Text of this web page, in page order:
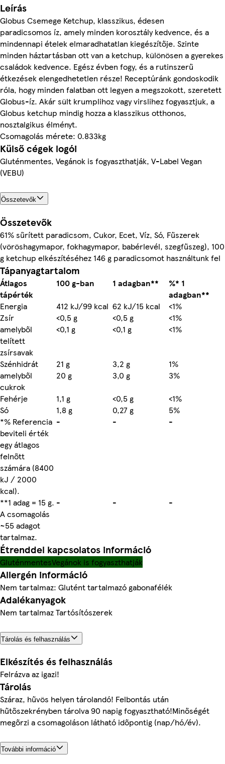
Leírás
Globus Csemege Ketchup, klasszikus, édesen
paradicsomos íz, amely minden korosztály kedvence, és a
mindennapi ételek elmaradhatatlan kiegészítője. Szinte
minden háztartásban ott van a ketchup, különösen a gyerekes
családok kedvence. Egész évben fogy, és a rutinszerű
étkezések elengedhetetlen része! Receptúránk gondoskodik
róla, hogy minden falatban ott legyen a megszokott, szeretett
Globus-íz. Akár sült krumplihoz vagy virslihez fogyasztjuk, a
Globus ketchup mindig hozza a klasszikus otthonos,
nosztalgikus élményt.
Csomagolás mérete: 0.833kg
Külső cégek logói
Gluténmentes, Vegánok is fogyaszthatják, V-Label Vegan
(VEBU)
Összetevők
Összetevők
61% sűrített paradicsom, Cukor, Ecet, Víz, Só, Fűszerek
(vöröshagymapor, fokhagymapor, babérlevél, szegfűszeg), 100
g ketchup elkészítéséhez 146 g paradicsomot használtunk fel
Tápanyagtartalom
Átlagos
tápérték
100 g-ban 1 adagban**
%* 1
adagban**
Energia
412 kJ/99 kcal 62 kJ/15 kcal
<1%
Zsír
<0,5 g <0,5 g
<1%
amelyből
telített
zsírsavak
<0,1 g <0,1 g <1%
Szénhidrát 21 g 3,2 g
1%
amelyből
cukrok
20 g 3,0 g
3%
Fehérje
1,1 g <0,5 g
<1%
Só
1,8 g 0,27 g
5%
*% Referencia
beviteli érték
egy átlagos
felnőtt
számára (8400
kJ / 2000
kcal).
- - -
**1 adag = 15 g.
A csomagolás
~55 adagot
tartalmaz.
- - -
Étrenddel kapcsolatos információ
GluténmentesVegánok is fogyaszthatják
Allergén információ
Nem tartalmaz: Glutént tartalmazó gabonafélék
Adalékanyagok
Nem tartalmaz Tartósítószerek
Tárolás és felhasználás
Elkészítés és felhasználás
Felrázva az igazi!
Tárolás
Száraz, hűvös helyen tárolandó! Felbontás után
hűtőszekrényben tárolva 90 napig fogyasztható!Minőségét
megőrzi a csomagoláson látható időpontig (nap/hó/év).
További információ